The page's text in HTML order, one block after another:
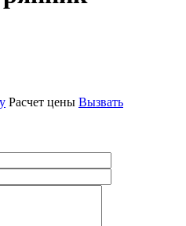
Расчет цены Вызвать